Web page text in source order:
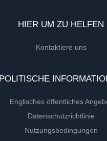
HIER UM ZU HELFEN
Kontaktiere uns
POLITISCHE
Englisches öffentliches
Datenschutzrichtlinie
Nutzungsbedingungen